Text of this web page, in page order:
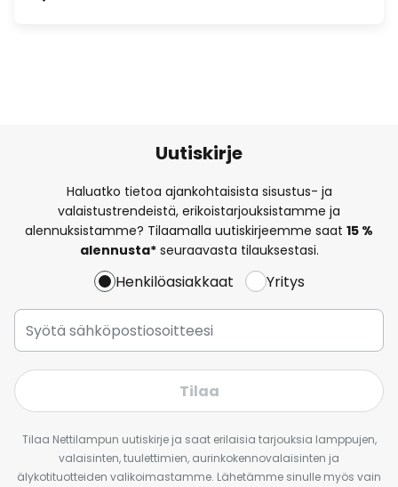
Uutiskirje
Haluatko tietoa ajankohtaisista sisustus- ja
valaistustrendeistä, erikoistarjouksistamme ja
alennuksistamme? Tilaamalla uutiskirjeemme saat 15 %
alennusta*seuraavasta tilauksestasi.
Henkilöasiakkaat Yritys
Tilaa
Tilaa Nettilampun uutiskirje ja saat erilaisia tarjouksia lamppujen,
valaisinten, tuulettimien, aurinkokennovalaisinten ja
älykotituotteiden valikoimastamme. Lähetämme sinulle myös vain